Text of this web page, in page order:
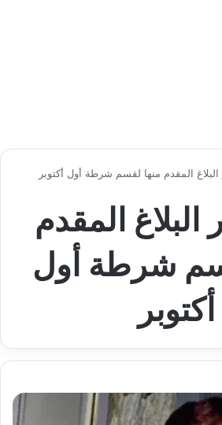
المقدم منها لقسم شرطة أول أكتوبر
المقدم
شرطة أول
أكتوبر